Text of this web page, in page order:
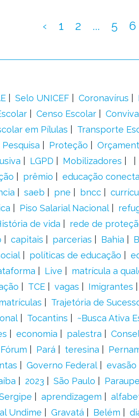
‹ 1 2 ... 5 6
Selo UNICEF Coronavírus
Censo Escolar
em Pílulas
Transporte
Pesquisa Proteção
LGPD Mobilizadores
prêmio educação
saeb pne bncc
Piso Salarial Nacional
de vida rede de
capitais parcerias Bahia
políticas de educação
Live matrícula a
TCE vagas Imigrantes
Trajetória de
Tocantins ~Busca Ativa
economia palestra
Fórum Pará teresina
Governo Federal
2023 São Paulo
aprendizagem
Undime
Gravatá Belém